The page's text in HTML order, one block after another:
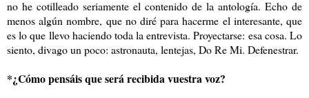
no he cotilleado seriamente el contenido de la antología. Echo de
menos algún nombre, que no diré para hacerme el interesante, que
es lo que llevo haciendo toda la entrevista. Proyectarse: esa cosa. Lo
siento, divago un poco: astronauta, lentejas, Do Re Mi. Defenestrar.
*¿Cómo pensáis que será recibida vuestra voz?